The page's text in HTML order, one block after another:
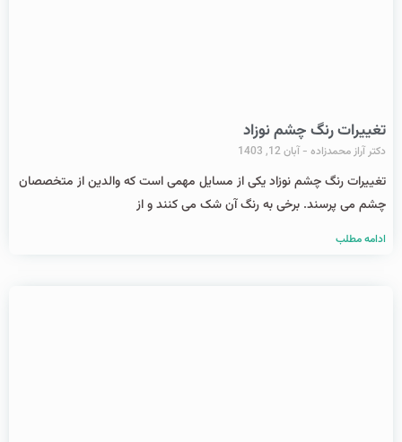
تغییرات رنگ چشم نوزاد
دکتر آراز محمدزاده آبان 12, 1403
تغییرات رنگ چشم نوزاد یکی از مسایل مهمی است که والدین از متخصصان
چشم می پرسند. برخی به رنگ آن شک می کنند و از
ادامه مطلب